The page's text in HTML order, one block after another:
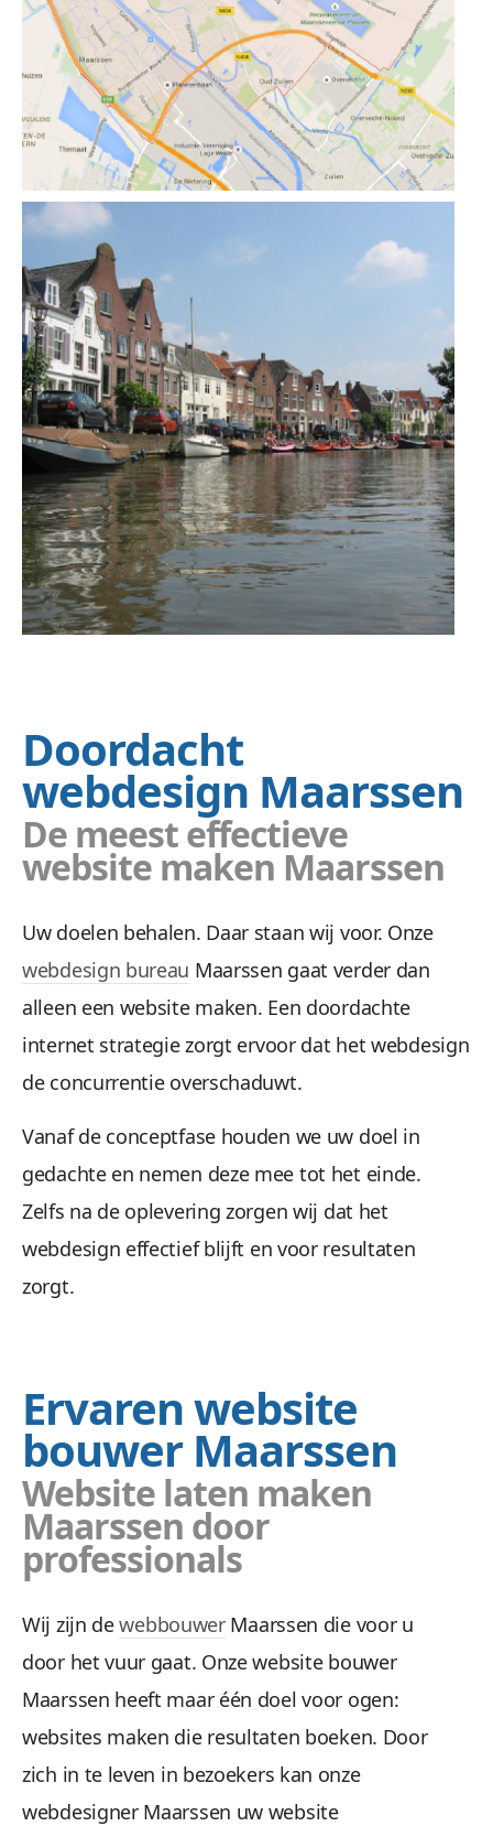
Doordacht
webdesign Maarssen
De meest effectieve
website maken Maarssen
Uw doelen behalen. Daar staan wij voor. Onze
webdesign bureau Maarssen gaat verder dan
alleen een website maken. Een doordachte
internet strategie zorgt ervoor dat het webdesign
de concurrentie overschaduwt.
Vanaf de conceptfase houden we uw doel in
gedachte en nemen deze mee tot het einde.
Zelfs na de oplevering zorgen wij dat het
webdesign effectief blijft en voor resultaten
zorgt.
Ervaren website
bouwer Maarssen
Website laten maken
Maarssen door
professionals
Wij zijn dewebbouwerMaarssen die voor u
door het vuur gaat. Onze website bouwer
Maarssen heeft maar één doel voor ogen:
websites maken die resultaten boeken. Door
zich in te leven in bezoekers kan onze
webdesigner Maarssen uw website